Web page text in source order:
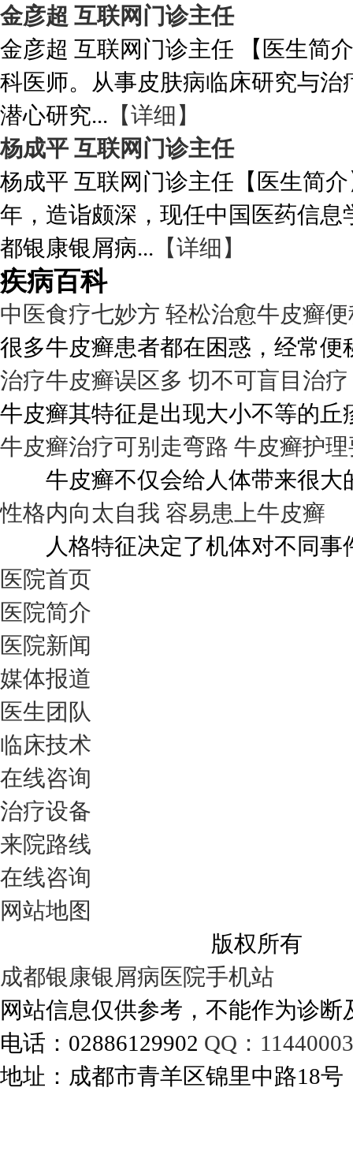
金彦超 互联网门诊主任
金彦超 互联网门诊主任 【医生简
科医师。从事皮肤病临床研究与
潜心研究... 【详细】
杨成平 互联网门诊主任
杨成平 互联网门诊主任【医生简
年，造诣颇深，现任中国医药信
都银康银屑病... 【详细】
疾病百科
中医食疗七妙方 轻松治愈牛皮癣
很多牛皮癣患者都在困惑，经常便
治疗牛皮癣误区多 切不可盲目治疗
牛皮癣其特征是出现大小不等的丘
牛皮癣治疗可别走弯路 牛皮癣护
牛皮癣不仅会给人体带来很大
性格内向太自我 容易患上牛皮癣
人格特征决定了机体对不同事
医院首页
医院简介
医院新闻
媒体报道
医生团队
临床技术
在线咨询
治疗设备
来院路线
在线咨询
网站地图
版权所有
成都银康银屑病医院手机站
网站信息仅供参考，不能作为诊
电话：02886129902 QQ：
地址：成都市青羊区锦里中路18